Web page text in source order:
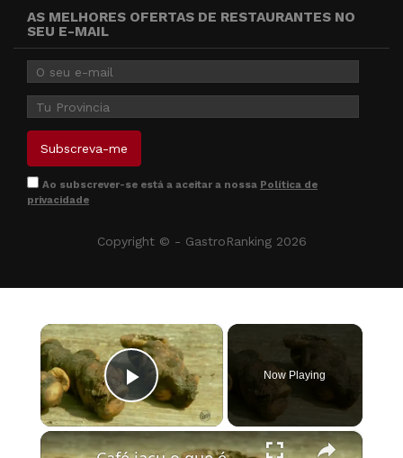
AS MELHORES OFERTAS DE RESTAURANTES NO
SEU E-MAIL
Ao subscrever-se está a aceitar a nossa Política de
privacidade
Copyright © - GastroRanking 2026
×
Play Video
Now Playing
×